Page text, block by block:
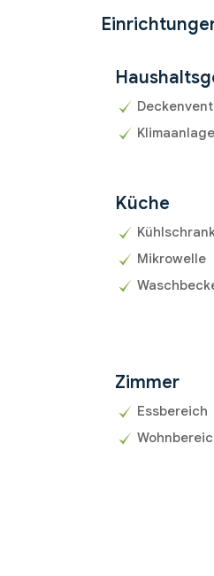
Klimaanlage
Küche
Mikrowelle
Zimmer
Essbereich